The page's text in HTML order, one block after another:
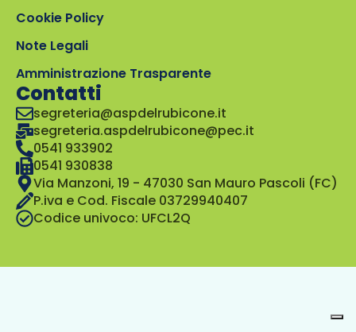
Cookie Policy
Note Legali
Amministrazione Trasparente
Contatti
segreteria@aspdelrubicone.it
segreteria.aspdelrubicone@pec.it
0541 933902
0541 930838
Via Manzoni, 19 - 47030 San Mauro Pascoli (FC)
P.iva e Cod. Fiscale 03729940407
Codice univoco: UFCL2Q